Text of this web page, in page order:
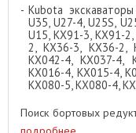
Kubota
U35, U27-4, U25S,
U15, KX91-3, KX91-
2, KX36-3, KX36-2,
KX042-4, KX037-4,
KX016-4, KX015-4,
KX080-5, KX080-4,
Поиск бортовых